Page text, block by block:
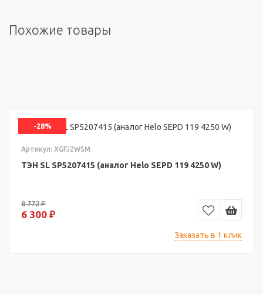
Похожие товары
-28%
Артикул: XGFJ2WSM
ТЭН SL SP5207415 (аналог Helo SEPD 119 4250 W)
8 772 ₽
6 300 ₽
Заказать в 1 клик